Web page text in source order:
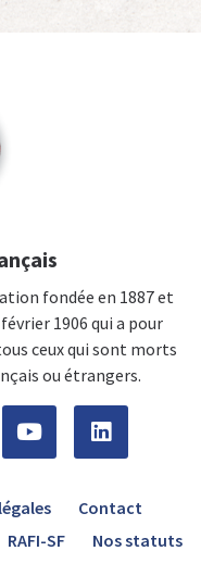
fondée en 1887 et
1906 qui a pour
ceux qui sont morts
ou étrangers.
Contact
RAFI-SF Nos statuts